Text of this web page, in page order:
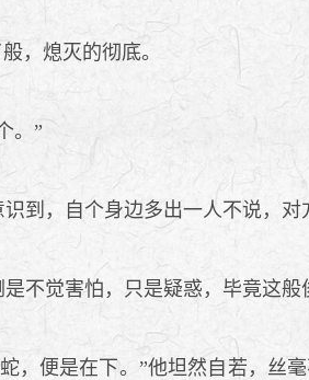
，熄灭的彻底。
。”
，自个身边多出一人不说，对
觉害怕，只是疑惑，毕竟这般
便是在下。”他坦然自若，丝